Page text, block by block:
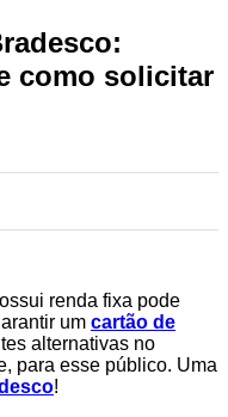
como solicitar
renda fixa pode
um cartão de
alternativas no
para esse público. Uma
!